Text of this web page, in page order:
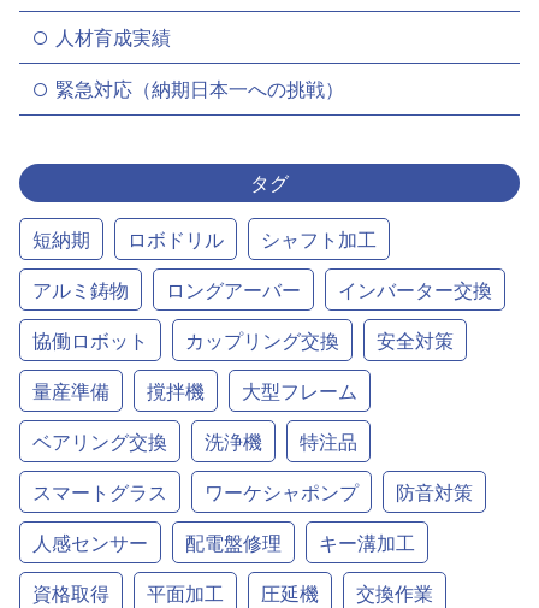
人材育成実績
緊急対応（納期日本一への挑戦）
タグ
短納期 ロボドリル
シャフト加工
アルミ鋳物
ロングアーバー
インバーター交換
協働ロボット
カップリング交換
安全対策
量産準備
撹拌機
大型フレーム
ベアリング交換
洗浄機
特注品
スマートグラス
ワーケシャポンプ
防音対策
人感センサー
配電盤修理
キー溝加工
資格取得
平面加工 圧延機
交換作業